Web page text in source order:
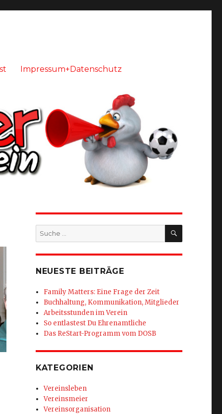
Impressum+Datenschutz
Suche
nach:
SUCHEN
NEUESTE BEITRÄGE
Family Matters: Eine Frage der Zeit
Buchhaltung, Kommunikation, Mitglieder
Arbeitsstunden im Verein
So entlastest Du Ehrenamtliche
Das ReStart-Programm vom DOSB
KATEGORIEN
Vereinsleben
Vereinsmeier
Vereinsorganisation